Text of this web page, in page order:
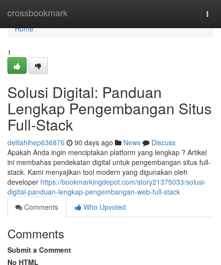
crossbookmark
Home
Home
1
Solusi Digital: Panduan
Lengkap Pengembangan Situs
Full-Stack
delilahlhep636876 90 days ago News
Discuss
Apakah Anda ingin menciptakan platform yang lengkap ? Artikel
ini membahas pendekatan digital untuk pengembangan situs full-
stack. Kami menyajikan tool modern yang digunakan oleh
developer https://bookmarkingdepot.com/story21375033/solusi-
digital-panduan-lengkap-pengembangan-web-full-stack
Comments
Who Upvoted
Comments
Submit a Comment
No HTML